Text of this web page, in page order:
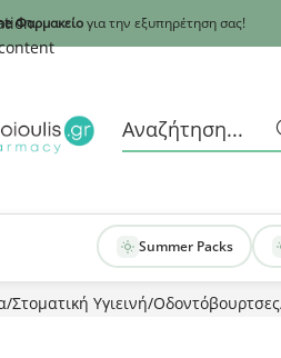
Φαρμακείογια την εξυπηρέτηση σας!
Summer Packs
Στοματική Υγιεινή Οδοντόβουρτσες